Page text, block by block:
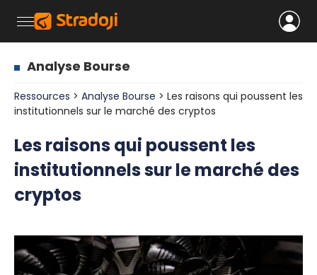
Analyse Bourse
Ressources > Analyse Bourse > Les raisons qui poussent les
institutionnels sur le marché des cryptos
Les raisons qui poussent les
institutionnels sur le marché des
cryptos